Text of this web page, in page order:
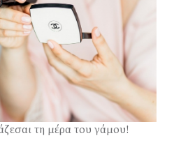
τη μέρα του γάμου!